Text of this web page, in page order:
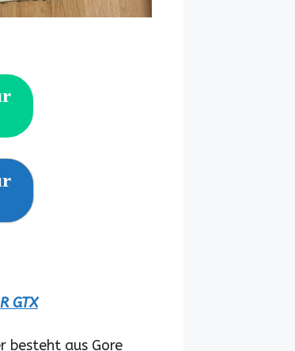
GTX
besteht aus Gore